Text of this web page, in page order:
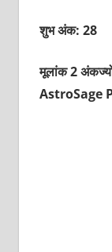
शुभ अंक: 28
मूलांक 2
AstroSage